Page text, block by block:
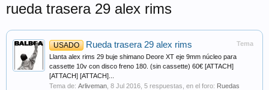
rueda trasera 29 alex rims
Tema
USADO Rueda trasera 29 alex rims
Llanta alex rims 29 buje shimano Deore XT eje 9mm núcleo para
cassette 10v con disco freno 180. (sin cassette) 60€ [ATTACH]
[ATTACH] [ATTACH]...
Tema de: Arliveman 8 Jul 2016 , 5 respuestas, en el foro: Ruedas